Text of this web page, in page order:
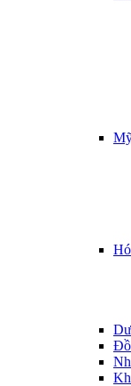
Đồ